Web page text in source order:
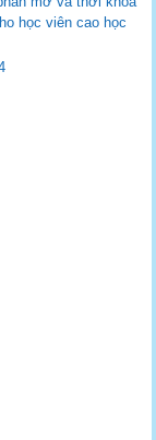
học viên cao học